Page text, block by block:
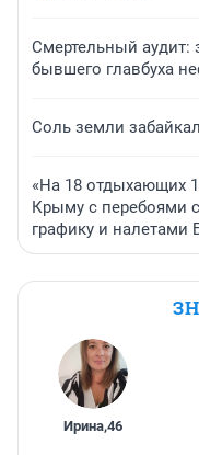
Смертельный аудит:
бывшего главбуха
Соль земли
«На 18 отдыхающих
Крыму с перебоями
графику и налетами
Ирина,46